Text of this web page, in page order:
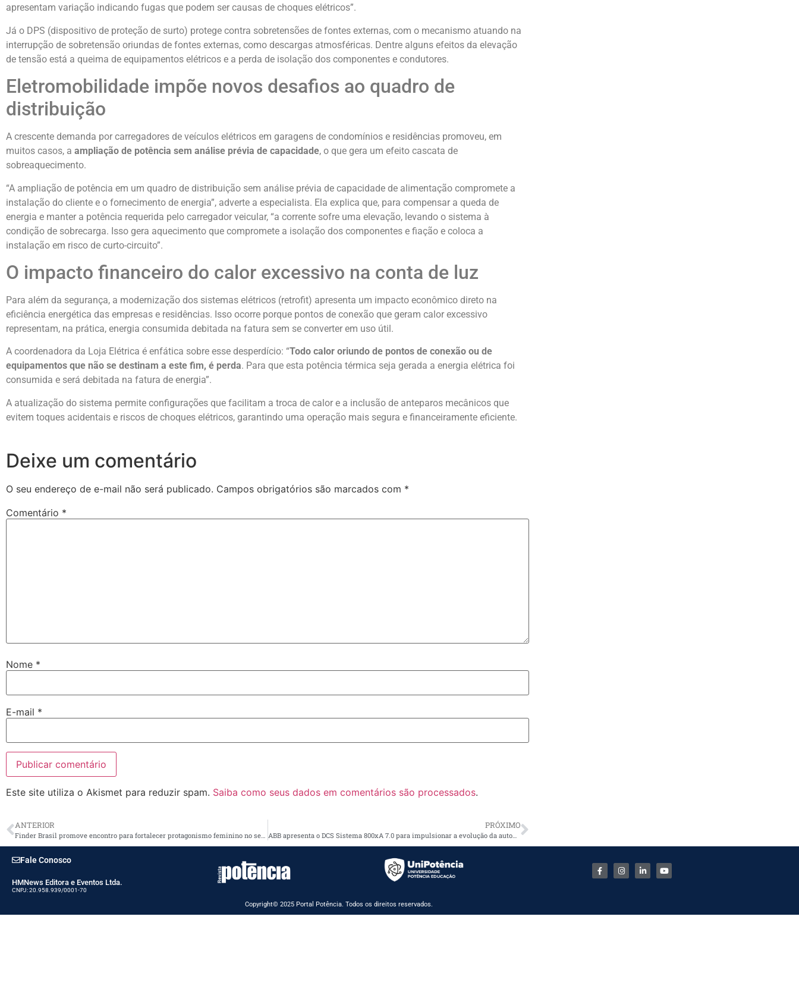
apresentam variação indicando fugas que podem ser causas de choques elétricos”.
Já o DPS (dispositivo de proteção de surto) protege contra sobretensões de fontes externas, com o mecanismo atuando na
interrupção de sobretensão oriundas de fontes externas, como descargas atmosféricas. Dentre alguns efeitos da elevação
de tensão está a queima de equipamentos elétricos e a perda de isolação dos componentes e condutores.
Eletromobilidade impõe novos desafios ao quadro de
distribuição
A crescente demanda por carregadores de veículos elétricos em garagens de condomínios e residências promoveu, em
muitos casos, a ampliação de potência sem análise prévia de capacidade, o que gera um efeito cascata de
sobreaquecimento.
“A ampliação de potência em um quadro de distribuição sem análise prévia de capacidade de alimentação compromete a
instalação do cliente e o fornecimento de energia”, adverte a especialista. Ela explica que, para compensar a queda de
energia e manter a potência requerida pelo carregador veicular, “a corrente sofre uma elevação, levando o sistema à
condição de sobrecarga. Isso gera aquecimento que compromete a isolação dos componentes e fiação e coloca a
instalação em risco de curto-circuito”.
O impacto financeiro do calor excessivo na conta de luz
Para além da segurança, a modernização dos sistemas elétricos (retrofit) apresenta um impacto econômico direto na
eficiência energética das empresas e residências. Isso ocorre porque pontos de conexão que geram calor excessivo
representam, na prática, energia consumida debitada na fatura sem se converter em uso útil.
A coordenadora da Loja Elétrica é enfática sobre esse desperdício: “Todo calor oriundo de pontos de conexão ou de
equipamentos que não se destinam a este fim, é perda. Para que esta potência térmica seja gerada a energia elétrica foi
consumida e será debitada na fatura de energia”.
A atualização do sistema permite configurações que facilitam a troca de calor e a inclusão de anteparos mecânicos que
evitem toques acidentais e riscos de choques elétricos, garantindo uma operação mais segura e financeiramente eficiente.
Deixe um comentário
O seu endereço de e-mail não será publicado. Campos obrigatórios são marcados com *
Comentário *
Nome *
E-mail *
Este site utiliza o Akismet para reduzir spam. Saiba como seus dados em comentários são processados.
ANTERIOR
Finder Brasil promove encontro para fortalecer protagonismo feminino no setor elétrico e de automação
PRÓXIMO
ABB apresenta o DCS Sistema 800xA 7.0 para impulsionar a evolução da automação industrial
Fale Conosco
HMNews Editora e Eventos Ltda.
CNPJ: 20.958.939/0001-70
Copyright© 2025 Portal Potência. Todos os direitos reservados.